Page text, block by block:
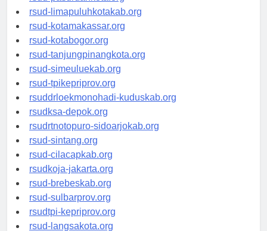
rsud-pasuruankota.org
rsud-limapuluhkotakab.org
rsud-kotamakassar.org
rsud-kotabogor.org
rsud-tanjungpinangkota.org
rsud-simeuluekab.org
rsud-tpikepriprov.org
rsuddrloekmonohadi-kuduskab.org
rsudksa-depok.org
rsudrtnotopuro-sidoarjokab.org
rsud-sintang.org
rsud-cilacapkab.org
rsudkoja-jakarta.org
rsud-brebeskab.org
rsud-sulbarprov.org
rsudtpi-kepriprov.org